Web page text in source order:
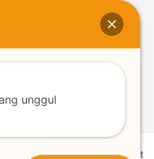
Mantang | Supplier Bibit
unggul